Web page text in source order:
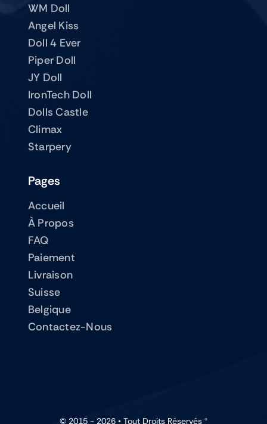
WM Doll
Angel Kiss
Doll 4 Ever
Piper Doll
JY Doll
IronTech Doll
Dolls Castle
Climax
Starpery
Pages
Accueil
À Propos
FAQ
Paiement
Livraison
Suisse
Belgique
Contactez-Nous
© 2015 - 2026 • Tout Droits Réservés ®